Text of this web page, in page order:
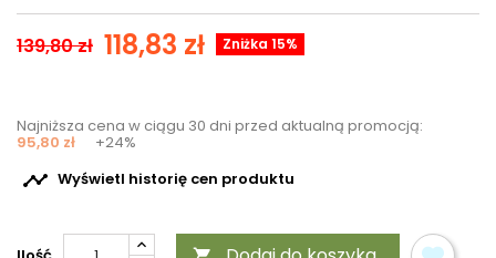
139,80 zł 118,83 zł Zniżka 15%
Najniższa cena w ciągu 30 dni przed aktualną promocją:
95,80 zł +24%
 Wyświetl historię cen produktu